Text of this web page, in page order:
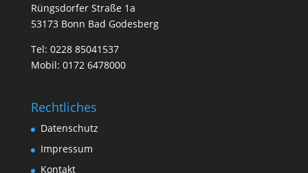
Rüngsdorfer Straße 1a
53173 Bonn Bad Godesberg
Tel: 0228 85041537
Mobil: 0172 6478000
Rechtliches
Datenschutz
Impressum
Kontakt